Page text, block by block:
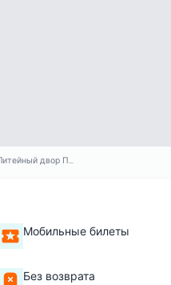
Литейный двор Перт
Мобильные билеты
Без возврата